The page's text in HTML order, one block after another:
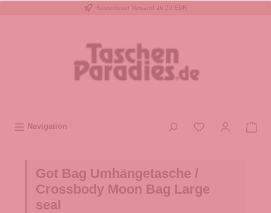
Kostenloser Versand ab 20 EUR
Navigation
Got Bag Umhängetasche /
Crossbody Moon Bag Large
seal